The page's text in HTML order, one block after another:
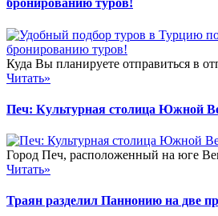
бронированию туров!
Куда Вы планируете отправиться в
Читать»
Печ: Культурная столица Южной
Город Печ, расположенный на юге
Читать»
Траян разделил Паннонию на две